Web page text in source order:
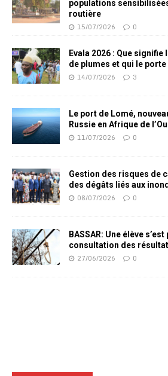
populations
routière
15/07/2026 0
Evala 2026 : Que
de plumes et qui le porte
14/07/2026 3
Le port de Lomé,
Russie en Afrique de
11/07/2026 0
Gestion des risques de
des dégâts liés aux
08/07/2026 0
BASSAR: Une élève
consultation des
27/06/2026 0